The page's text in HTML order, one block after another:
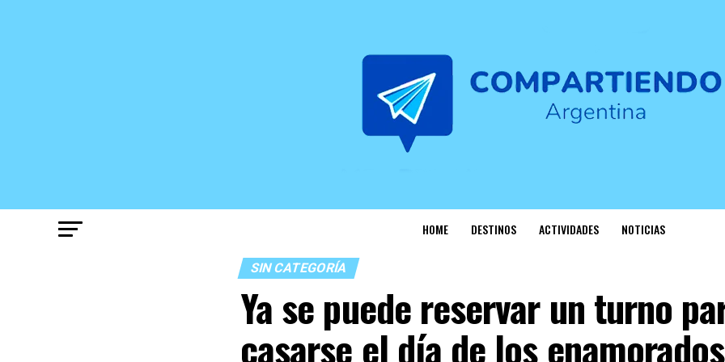
HOME DESTINOS ACTIVIDADES NOTICIAS
SIN CATEGORÍA
Ya se puede reservar un turno
casarse el día de los enamorados